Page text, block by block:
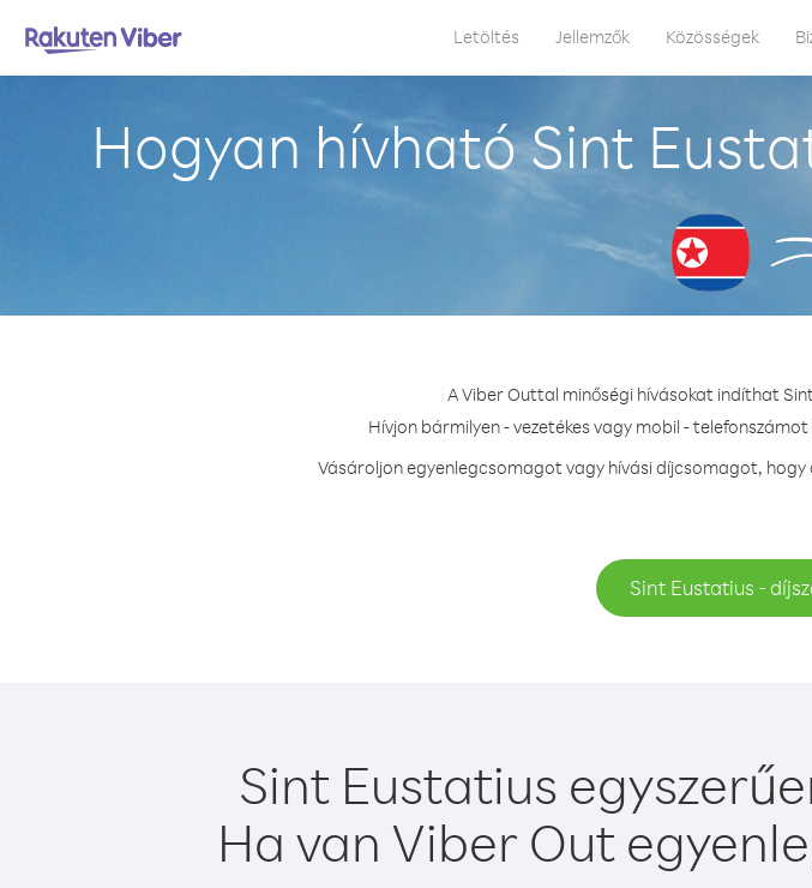
Letöltés Jellemzők Közösségek
Hogyan hívható Sint
A Viber Outtal minőségi hívásokat indíthat
Hívjon bármilyen - vezetékes vagy mobil -
Vásároljon egyenlegcsomagot vagy hívási díjcsomagot,
Sint Eustatius -
Sint Eustatius
Ha van Viber Out